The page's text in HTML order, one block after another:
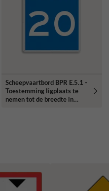
Scheepvaartbord BPR E.5.1 -
Toestemming ligplaats te
nemen tot de breedte in